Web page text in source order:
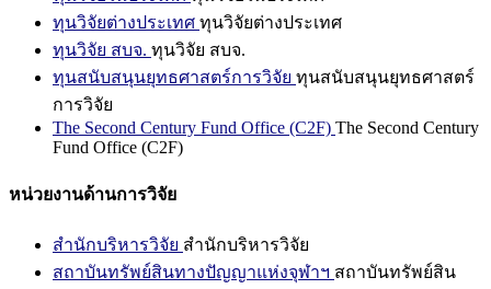
ทุนวิจัยต่างประเทศ ทุนวิจัยต่างประเทศ
ทุนวิจัย สบจ. ทุนวิจัย สบจ.
ทุนสนับสนุนยุทธศาสตร์การวิจัย ทุนสนับสนุนยุทธศาสตร์
การวิจัย
The Second Century Fund Office (C2F) The Second Century
Fund Office (C2F)
หน่วยงานด้านการวิจัย
สำนักบริหารวิจัย สำนักบริหารวิจัย
สถาบันทรัพย์สินทางปัญญาแห่งจุฬาฯ สถาบันทรัพย์สิน